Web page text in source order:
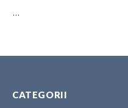
…
CATEGORII